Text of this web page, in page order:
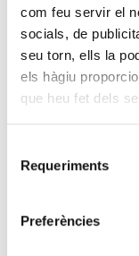
com feu servir el
socials, de
seu torn, ells la
els hàgiu
que heu fet dels
Requeriments
Preferències